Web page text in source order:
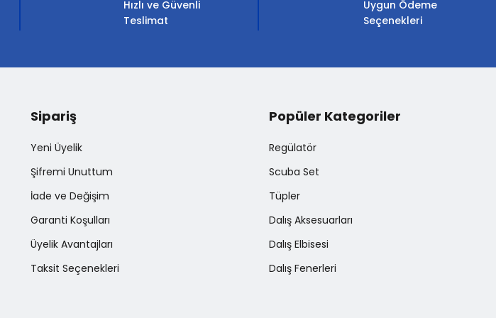
Gönder
Hızlı ve Güvenli
Teslimat
Uygun Ödeme
Seçenekleri
Sipariş
Yeni Üyelik
Şifremi Unuttum
İade ve Değişim
Garanti Koşulları
Üyelik Avantajları
Taksit Seçenekleri
Popüler Kategoriler
Regülatör
Scuba Set
Tüpler
Dalış Aksesuarları
Dalış Elbisesi
Dalış Fenerleri